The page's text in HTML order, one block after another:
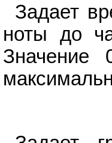
Задает
ноты до
Значение